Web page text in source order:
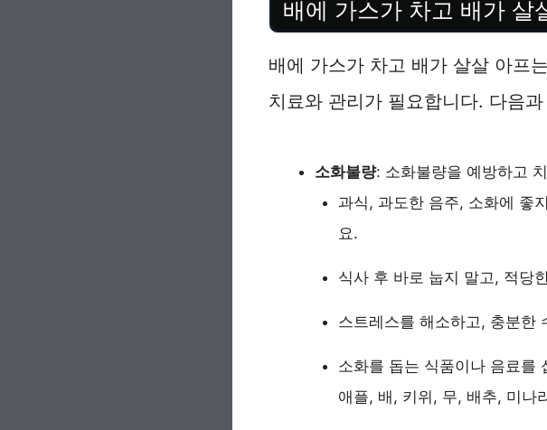
배에 가스가 차고 배가 살
배에 가스가 차고 배가 살살 아프
치료와 관리가 필요합니다. 다음
소화불량: 소화불량을 예방하고
과식, 과도한 음주, 소화에 좋
요.
식사 후 바로 눕지 말고, 적당
스트레스를 해소하고, 충분한
소화를 돕는 식품이나 음료를
애플, 배, 키위, 무, 배추, 미나